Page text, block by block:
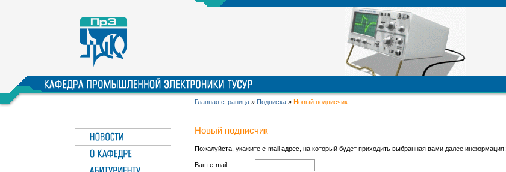
Главная страница » Подписка » Новый подписчик
Новый подписчик
Пожалуйста, укажите e-mail адрес, на который будет приходить выбранная вами далее информация:
Ваш e-mail: